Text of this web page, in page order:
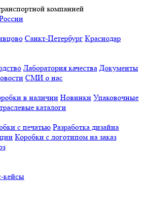
компанией
Санкт-Петербург Краснодар
Лаборатория качества Документы
СМИ о нас
в наличии Новинки Упаковочные
каталоги
с печатью Разработка дизайна
Коробки с логотипом на заказ
кейсы